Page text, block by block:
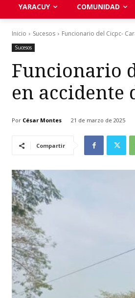
YARACUY COMUNIDAD
Inicio Sucesos Funcionario del Cicpc-
Sucesos
Funcionario
en accidente
Por César Montes 21 de marzo de 2025
Compartir